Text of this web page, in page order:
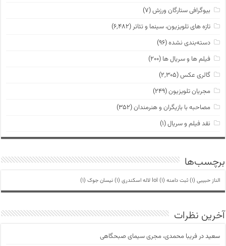
بیوگرافی ستارگان ورزش(۷)
تازه های تلویزیون، سینما و تئاتر (۶,۴۸۲)
دسته‌بندی نشده(۹۶)
فیلم ها و سریال ها (۲۰۰)
گالری عکس(۲,۳۰۵)
مجریان تلویزیون(۲۴۹)
مصاحبه با بازیگران و هنرمندان(۳۵۲)
نقد فیلم و سریال(۱)
برچسب‌ها
الناز حبیبی (1) ثبت دامنه lol (1) لاله اسکندری (1) نیسان جوک (1)
آخرین نظرات
سعیددرفریبا محمدی، مجری سیمای صبحگاهی